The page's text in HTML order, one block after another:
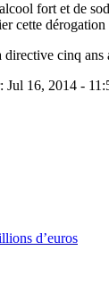
fort et de
cette
cinq
Jul 16, 2014 -
d’euros